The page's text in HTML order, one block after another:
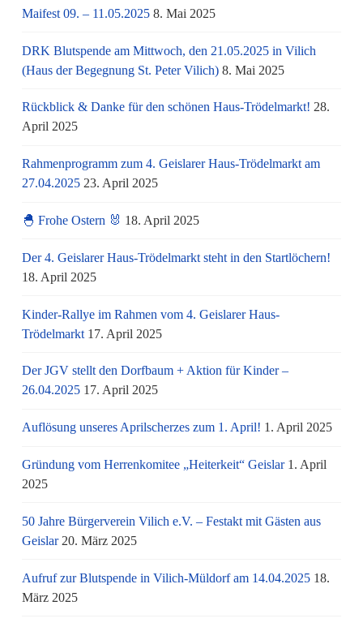
Maifest 09. – 11.05.2025 8. Mai 2025
DRK Blutspende am Mittwoch, den 21.05.2025 in Vilich
(Haus der Begegnung St. Peter Vilich) 8. Mai 2025
Rückblick & Danke für den schönen Haus-Trödelmarkt! 28.
April 2025
Rahmenprogramm zum 4. Geislarer Haus-Trödelmarkt am
27.04.2025 23. April 2025
🐣 Frohe Ostern 🐰 18. April 2025
Der 4. Geislarer Haus-Trödelmarkt steht in den Startlöchern!
18. April 2025
Kinder-Rallye im Rahmen vom 4. Geislarer Haus-
Trödelmarkt 17. April 2025
Der JGV stellt den Dorfbaum + Aktion für Kinder –
26.04.2025 17. April 2025
Auflösung unseres Aprilscherzes zum 1. April! 1. April 2025
Gründung vom Herrenkomitee „Heiterkeit“ Geislar 1. April
2025
50 Jahre Bürgerverein Vilich e.V. – Festakt mit Gästen aus
Geislar 20. März 2025
Aufruf zur Blutspende in Vilich-Müldorf am 14.04.2025 18.
März 2025